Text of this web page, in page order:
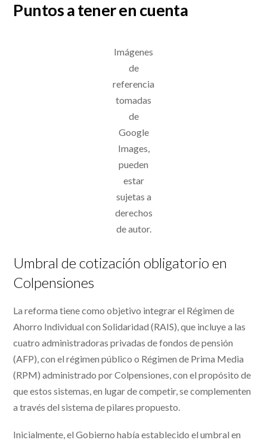
Puntos a tener en cuenta
Imágenes
de
referencia
tomadas
de
Google
Images,
pueden
estar
sujetas a
derechos
de autor.
Umbral de cotización obligatorio en
Colpensiones
La reforma tiene como objetivo integrar el Régimen de
Ahorro Individual con Solidaridad (RAIS), que incluye a las
cuatro administradoras privadas de fondos de pensión
(AFP), con el régimen público o Régimen de Prima Media
(RPM) administrado por Colpensiones, con el propósito de
que estos sistemas, en lugar de competir, se complementen
a través del sistema de pilares propuesto.
Inicialmente, el Gobierno había establecido el umbral en